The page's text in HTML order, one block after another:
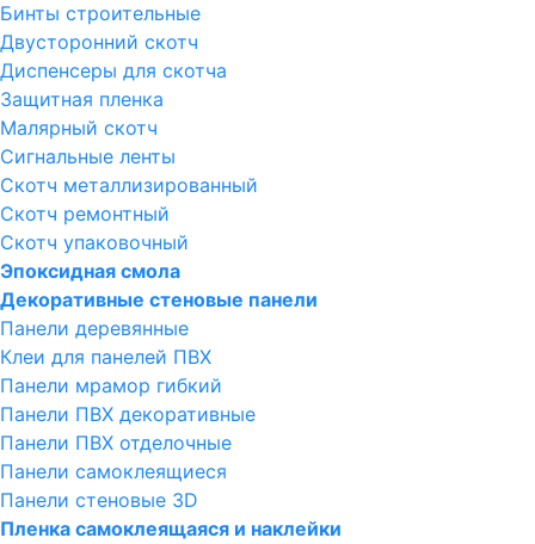
Бинты строительные
Двусторонний скотч
Диспенсеры для скотча
Защитная пленка
Малярный скотч
Сигнальные ленты
Скотч металлизированный
Скотч ремонтный
Скотч упаковочный
Эпоксидная смола
Декоративные стеновые панели
Панели деревянные
Клеи для панелей ПВХ
Панели мрамор гибкий
Панели ПВХ декоративные
Панели ПВХ отделочные
Панели самоклеящиеся
Панели стеновые 3D
Пленка самоклеящаяся и наклейки